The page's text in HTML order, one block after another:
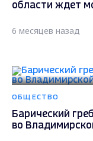
области ждет
6 месяцев назад
ОБЩЕСТВО
Барический
во